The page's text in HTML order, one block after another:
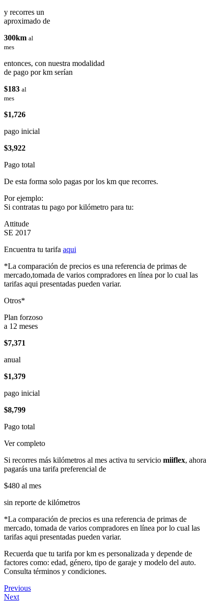
y recorres un
aproximado de
300km al
mes
entonces, con nuestra modalidad
de pago por km serían
$183 al
mes
$1,726
pago inicial
$3,922
Pago total
De esta forma solo pagas por los km que recorres.
Por ejemplo:
Si contratas tu pago por kilómetro para tu:
Attitude
SE 2017
Encuentra tu tarifa aqui
*La comparación de precios es una referencia de primas de
mercado,tomada de varios compradores en línea por lo cual las
tarifas aqui presentadas pueden variar.
Otros*
Plan forzoso
a 12 meses
$7,371
anual
$1,379
pago inicial
$8,799
Pago total
Ver completo
Si recorres más kilómetros al mes activa tu servicio miiflex, ahora
pagarás una tarifa preferencial de
$480 al mes
sin reporte de kilómetros
*La comparación de precios es una referencia de primas de
mercado, tomada de varios compradores en línea por lo cual las
tarifas aqui presentadas pueden variar.
Recuerda que tu tarifa por km es personalizada y depende de
factores como: edad, género, tipo de garaje y modelo del auto.
Consulta términos y condiciones.
Previous
Next